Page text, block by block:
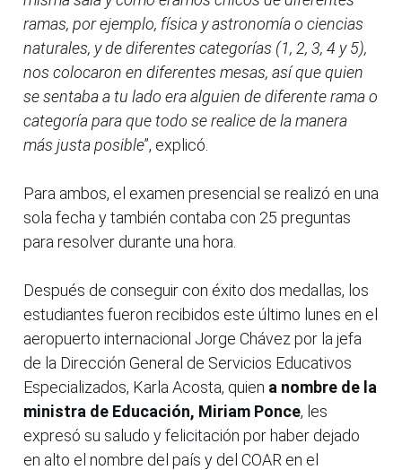
ramas, por ejemplo, física y astronomía o ciencias
naturales, y de diferentes categorías (1, 2, 3, 4 y 5),
nos colocaron en diferentes mesas, así que quien
se sentaba a tu lado era alguien de diferente rama o
categoría para que todo se realice de la manera
más justa posible”, explicó.
Para ambos, el examen presencial se realizó en una
sola fecha y también contaba con 25 preguntas
para resolver durante una hora.
Después de conseguir con éxito dos medallas, los
estudiantes fueron recibidos este último lunes en el
aeropuerto internacional Jorge Chávez por la jefa
de la Dirección General de Servicios Educativos
Especializados, Karla Acosta, quien a nombre de la
ministra de Educación, Miriam Ponce, les
expresó su saludo y felicitación por haber dejado
en alto el nombre del país y del COAR en el